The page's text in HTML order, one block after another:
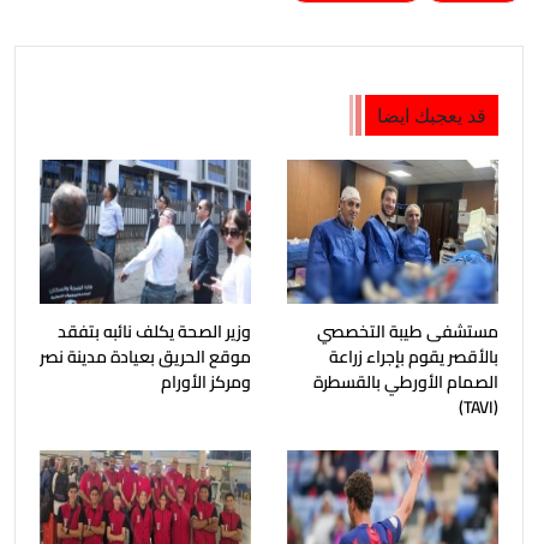
قد يعجبك ايضا
مستشفى طيبة التخصصي
بالأقصر يقوم بإجراء زراعة
الصمام الأورطي بالقسطرة
(TAVI)
وزير الصحة يكلف نائبه بتفقد
موقع الحريق بعيادة مدينة نصر
ومركز الأورام